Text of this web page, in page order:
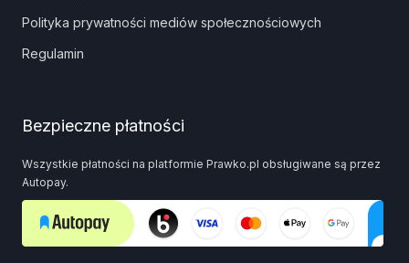
Polityka prywatności mediów społecznościowych
Regulamin
Bezpieczne płatności
Wszystkie płatności na platformie Prawko.pl obsługiwane są przez
Autopay.